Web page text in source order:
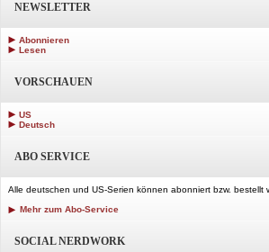
NEWSLETTER
Abonnieren
Lesen
VORSCHAUEN
US
Deutsch
ABO SERVICE
Alle deutschen und US-Serien können abonniert bzw. bestellt
Mehr zum Abo-Service
SOCIAL NERDWORK